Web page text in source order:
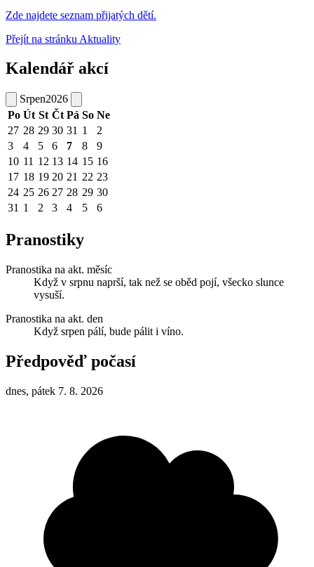
Zde najdete seznam přijatých dětí.
Přejít na stránku Aktuality
Kalendář akcí
Srpen2026
Po Út St Čt Pá So Ne
27 28 29 30 31 1
2
3
4 5 6 7 8
9
10 11 12 13 14 15 16
17 18 19 20 21 22 23
24 25 26 27 28 29 30
31 1 2 3 4 5 6
Pranostiky
Pranostika na akt. měsíc
Když v srpnu naprší, tak než se oběd pojí, všecko slunce
vysuší.
Pranostika na akt. den
Když srpen pálí, bude pálit i víno.
Předpověď počasí
dnes, pátek 7. 8. 2026